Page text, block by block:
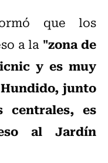
que los
a la "zona de
y es muy
junto
centrales, es
al Jardín